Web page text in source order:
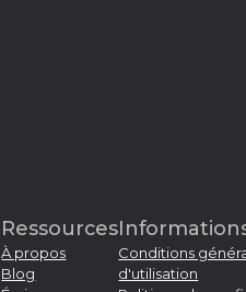
Ressources
À propos
Blog
Conditions
d'utilisation